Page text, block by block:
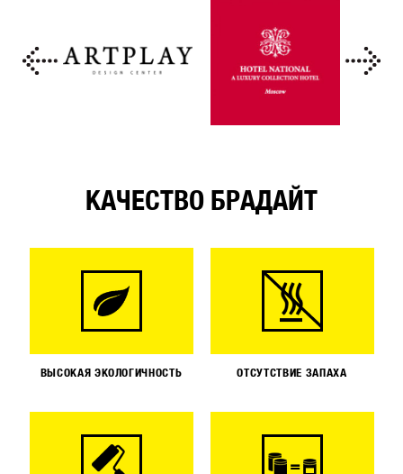
КАЧЕСТВО БРАДАЙТ
ВЫСОКАЯ ЭКОЛОГИЧНОСТЬ ОТСУТСТВИЕ ЗАПАХА